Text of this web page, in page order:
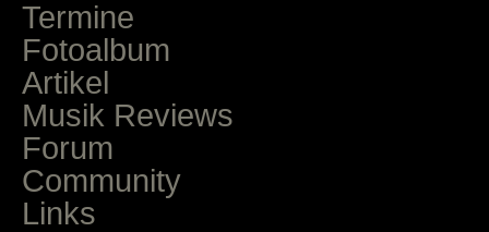
Termine
Fotoalbum
Artikel
Musik Reviews
Forum
Community
Links